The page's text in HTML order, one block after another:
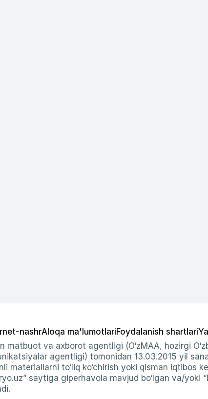
nashrAloqa ma'lumotlariFoydalanish shartlari
matbuot va axborot agentligi (O‘zMAA, hozirgi
agentligi) tomonidan 13.03.2015 yil
materiallarni to‘liq ko‘chirish yoki qisman
saytiga giperhavola mavjud bo‘lgan va/yoki